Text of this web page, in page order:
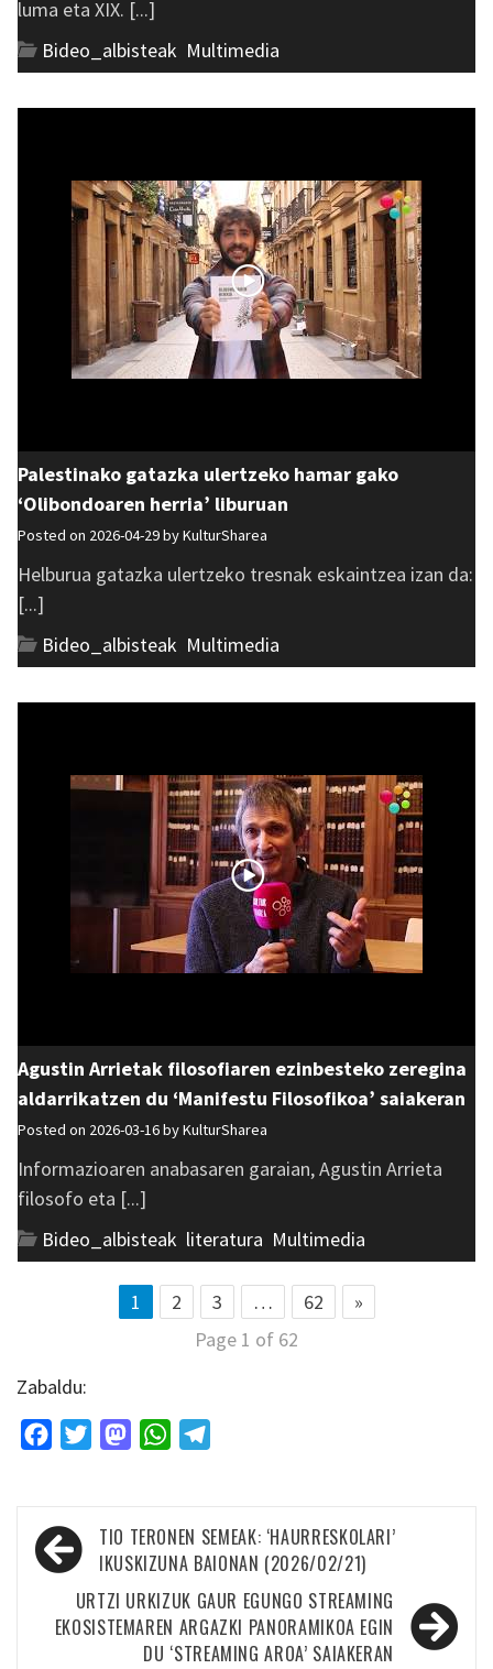
luma eta XIX. [...]
Bideo_albisteak Multimedia
Palestinako gatazka ulertzeko hamar gako
‘Olibondoaren herria’ liburuan
Posted on 2026-04-29 byKulturSharea
Helburua gatazka ulertzeko tresnak eskaintzea izan da:
[...]
Bideo_albisteak Multimedia
Agustin Arrietak filosofiaren ezinbesteko zeregina
aldarrikatzen du ‘Manifestu Filosofikoa’ saiakeran
Posted on 2026-03-16 byKulturSharea
Informazioaren anabasaren garaian, Agustin Arrieta
filosofo eta [...]
Bideo_albisteak literatura Multimedia
1 2 3 … 62
»
Page 1 of 62
Zabaldu:
FacebookTwitterMastodonWhatsApp
Bidalketetan
zehar
nabigatu
TIO TERONEN SEMEAK: ‘HAURRESKOLARI’
IKUSKIZUNA BAIONAN (2026/02/21)
URTZI URKIZUK GAUR EGUNGO STREAMING
EKOSISTEMAREN ARGAZKI PANORAMIKOA EGIN
DU ‘STREAMING AROA’ SAIAKERAN